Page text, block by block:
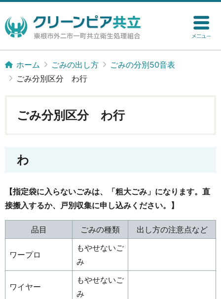
ホーム ごみの出し方
ごみの分別50音表
ごみ分別区分 わ行
ごみ分別区分 わ行
わ
【指定袋に入らないごみは、「粗大ごみ」になります。直
接搬入するか、戸別収集に申し込みください。】
品目 ごみの種類 出し方の注意点など
ワープロ
もやせないご
み
ワイヤー
もやせないご
み